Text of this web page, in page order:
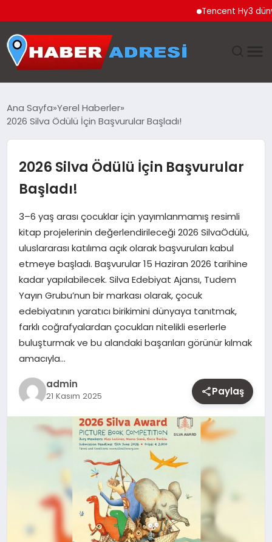
Tencent Hy3 dünya
SPOR
EKONOMI
TEKNOLOJI
EĞITIM
MAGAZIN
YAŞAM
OTOMOBIL
Ana Sayfa Yerel Haberler
2026 Silva Ödülü İçin Başvurular Başladı!
2026 Silva Ödülü İçin Başvurular
Başladı!
3–6 yaş arası çocuklar için yayımlanmamış resimli
kitap projelerinin değerlendirileceği 2026 SilvaÖdülü,
uluslararası katılıma açık olarak başvuruları kabul
etmeye başladı. Başvurular 15 Haziran 2026 tarihine
kadar yapılabilecek. Silva Edebiyat Ajansı, Tudem
Yayın Grubu’nun bir markası olarak, çocuk
edebiyatının yaratıcı birikimini dünyaya tanıtmak,
farklı coğrafyalardan çocukları nitelikli eserlerle
buluşturmak ve bu alandaki başarıları görünür kılmak
amacıyla…
admin
21 Kasım 2025 Paylaş